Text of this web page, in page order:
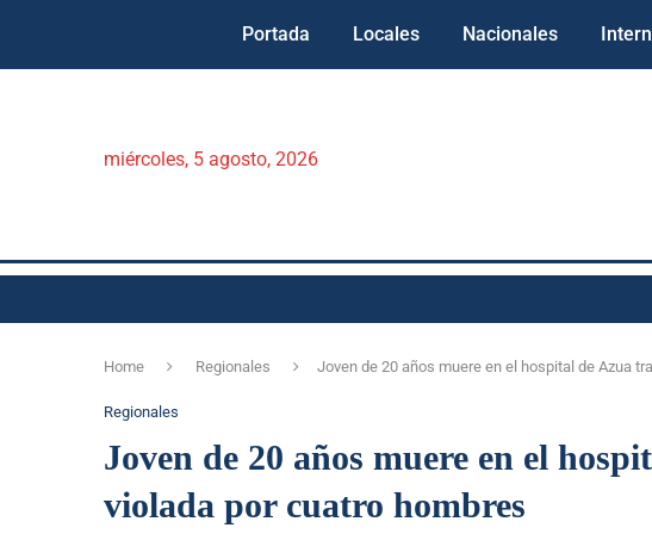
Portada Locales Nacionales
miércoles, 5 agosto, 2026
Home Regionales Joven de 20 años muere en el hospital de Azua
Regionales
Joven de 20 años muere en el
violada por cuatro hombres